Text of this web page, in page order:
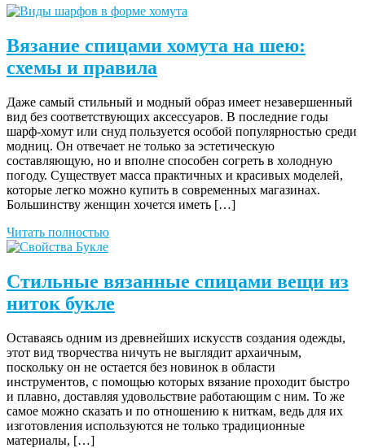
Вязание спицами хомута на шею:
схемы и правила
Даже самый стильный и модный образ имеет незавершенный
вид без соответствующих аксессуаров. В последние годы
шарф-хомут или снуд пользуется особой популярностью среди
модниц. Он отвечает не только за эстетическую
составляющую, но и вполне способен согреть в холодную
погоду. Существует масса практичных и красивых моделей,
которые легко можно купить в современных магазинах.
Большинству женщин хочется иметь […]
Читать полностью
Стильные вязанные спицами вещи из
ниток букле
Оставаясь одним из древнейших искусств создания одежды,
этот вид творчества ничуть не выглядит архаичным,
поскольку он не остается без новинок в области
инструментов, с помощью которых вязание проходит быстро
и плавно, доставляя удовольствие работающим с ним. То же
самое можно сказать и по отношению к ниткам, ведь для их
изготовления используются не только традиционные
материалы, […]